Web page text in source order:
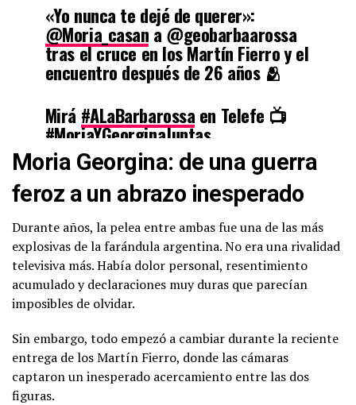
«Yo nunca te dejé de querer»:
@Moria_casan a @geobarbaarossa
tras el cruce en los Martín Fierro y el
encuentro después de 26 años 🫂
Mirá #ALaBarbarossa en Telefe 📺
#MoriaYGeorginaJuntas
pic.twitter.com/m7hLgA7cnG
— telefe (@telefe) May 21, 2026
Moria Georgina: de una guerra
feroz a un abrazo inesperado
Durante años, la pelea entre ambas fue una de las más
explosivas de la farándula argentina. No era una rivalidad
televisiva más. Había dolor personal, resentimiento
acumulado y declaraciones muy duras que parecían
imposibles de olvidar.
Sin embargo, todo empezó a cambiar durante la reciente
entrega de los Martín Fierro, donde las cámaras
captaron un inesperado acercamiento entre las dos
figuras.